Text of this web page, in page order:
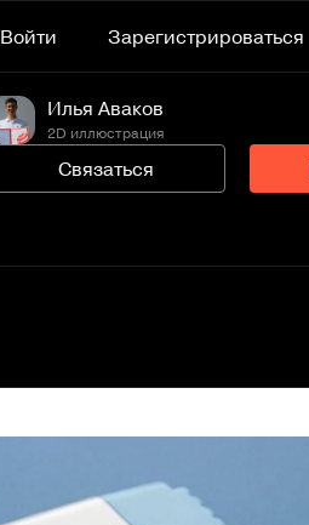
Войти Зарегистрироваться
Илья Аваков
2D иллюстрация
Связаться